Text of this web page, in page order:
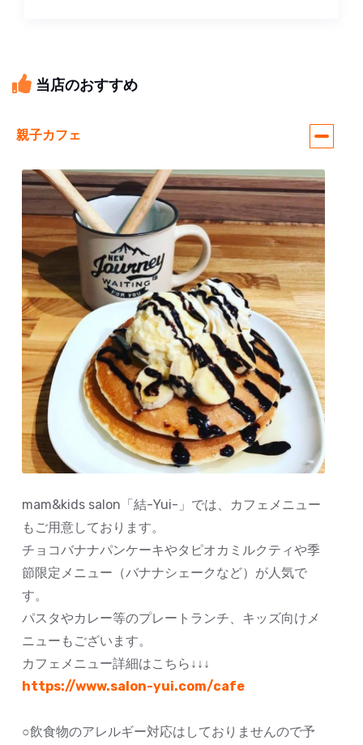
当店のおすすめ
親子カフェ
mam&kids salon「結-Yui-」では、カフェメニュー
もご用意しております。
チョコバナナパンケーキやタピオカミルクティや季
節限定メニュー（バナナシェークなど）が人気で
す。
パスタやカレー等のプレートランチ、キッズ向けメ
ニューもございます。
カフェメニュー詳細はこちら↓↓↓
https://www.salon-yui.com/cafe
○飲食物のアレルギー対応はしておりませんので予